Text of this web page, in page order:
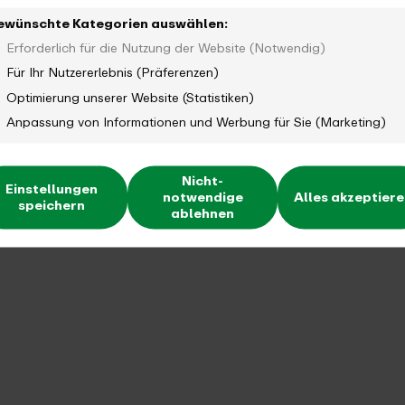
Kategorien auswählen:
Erforderlich für die Nutzung der Website (Notwendig)
Für Ihr Nutzererlebnis (Präferenzen)
Optimierung unserer Website (Statistiken)
Anpassung von Informationen und Werbung für Sie (Marketing)
Einstellungen
speichern
Nicht-
notwendige
ablehnen
Alles